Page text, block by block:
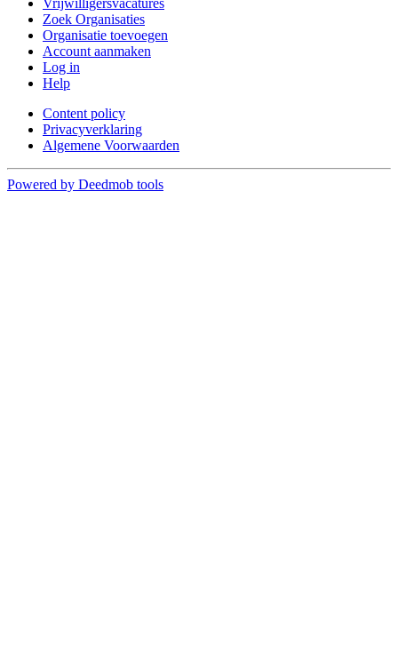
Vrijwilligersvacatures
Zoek Organisaties
Organisatie toevoegen
Account aanmaken
Log in
Help
Content policy
Privacyverklaring
Algemene Voorwaarden
Powered by Deedmob tools